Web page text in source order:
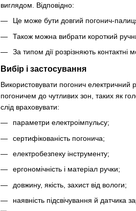
виглядом. Відповідно:
Це може бути довгий погонич-
Також можна вибрати короткий
За типом дії розрізняють контактні
Вибір і застосування
Використовувати погонич електричний
погоничем до чутливих зон, таких як
слід враховувати:
параметри електроімпульсу;
сертифікованість погонича;
електробезпеку інструменту;
ергономічність і матеріал ручки;
довжину, якість, захист від вологи;
наявність підсвічування й датчика